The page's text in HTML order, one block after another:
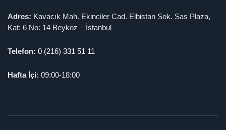
Adres: Kavacık Mah. Ekinciler Cad. Elbistan Sok. Sas Plaza,
Kat: 6 No: 14 Beykoz – İstanbul
Telefon: 0 (216) 331 51 11
Hafta İçi: 09:00-18:00